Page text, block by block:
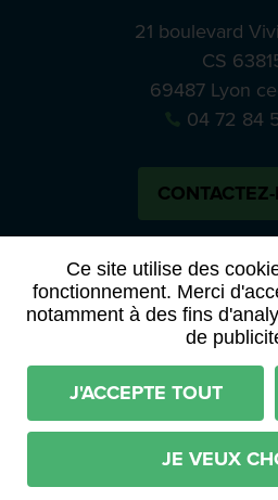
Ce site utilise des
fonctionnement. Merci
notamment à des fins
de
J'ACCEPTE TOUT
JE VEUX
21 boulevard
CS
69487 Lyon
04 72 84
APPELS À
ACTES ET
Mentions légales
Déclaration d'accessibilité